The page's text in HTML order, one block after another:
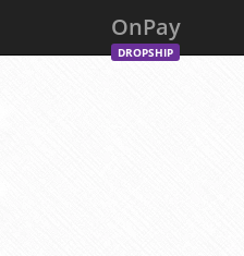
OnPay
DROPSHIP